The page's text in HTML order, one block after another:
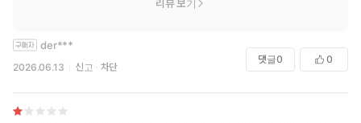
리뷰 보기
der***
2026.06.13 신고 차단
댓글0 0